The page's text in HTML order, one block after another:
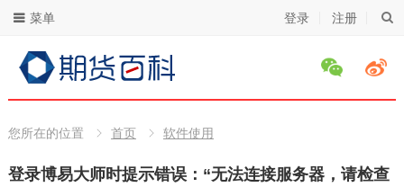
登录 注册
菜单
您所在的位置 首页 软件使用
登录博易大师时提示错误：“无法连接服务器，请检查